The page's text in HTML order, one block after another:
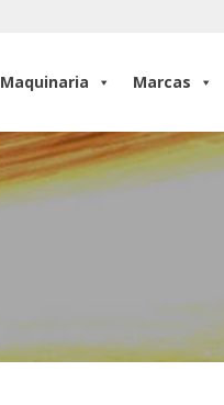
Maquinaria Marcas